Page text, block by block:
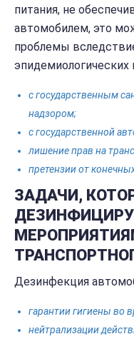
питания, не
автомобилем, это
проблемы
эпидемиологических
с государственным
надзором;
с государственной
лишение прав на
претензии от
ЗАДАЧИ,
Дезинфекция
гарантии гигиены во
нейтрализации